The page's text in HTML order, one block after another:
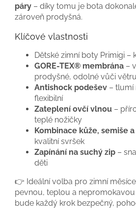
páry – díky tomu je bota
zároveň prodyšná.
Klíčové vlastnosti
Dětské zimní boty Primigi –
GORE-TEX® membrána –
prodyšné, odolné vůči větru
Antishock podešev – tlumí
flexibilní
Zateplení ovčí vlnou –
teplé nožičky
Kombinace kůže, semiše
kvalitní svršek
Zapínání na suchý zip –
děti
👉 Ideální volba pro zimní
pevnou, teplou a nepromokavou
bude každý krok bezpečný,